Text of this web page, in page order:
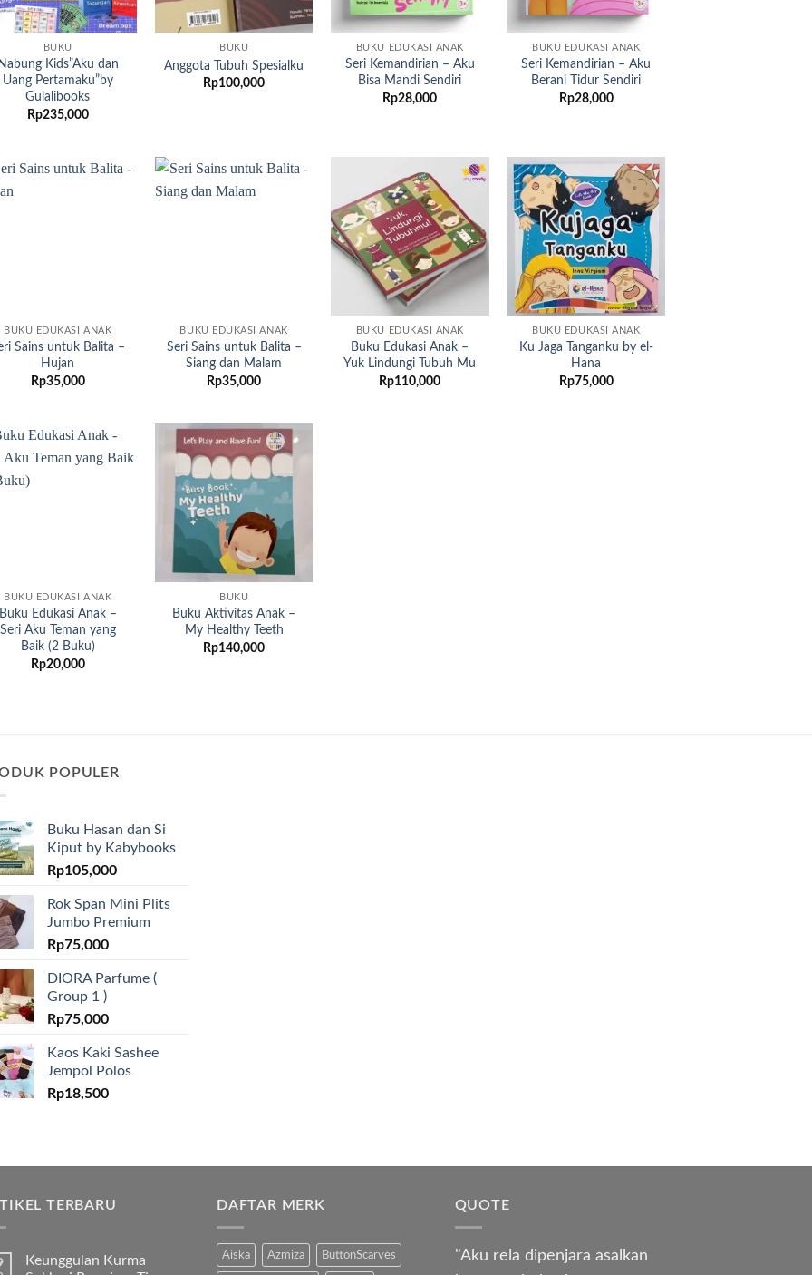
BUKU
Kids”Aku dan
Uang Pertamaku”by
Gulalibooks
Rp235,000
BUKU
Anggota Tubuh Spesialku
Rp100,000
BUKU EDUKASI ANAK
Seri Kemandirian – Aku
Bisa Mandi Sendiri
Rp28,000
BUKU EDUKASI ANAK
Seri Kemandirian – Aku
Berani Tidur Sendiri
Rp28,000
BUKU EDUKASI ANAK
Sains untuk Balita –
Hujan
Rp35,000
BUKU EDUKASI ANAK
Seri Sains untuk Balita –
Siang dan Malam
Rp35,000
Add to
wishlist
BUKU EDUKASI ANAK
Buku Edukasi Anak –
Yuk Lindungi Tubuh Mu
Rp110,000
Add to
wishlist
BUKU EDUKASI ANAK
Ku Jaga Tanganku by el-
Hana
Rp75,000
BUKU EDUKASI ANAK
Edukasi Anak –
Seri Aku Teman yang
Baik (2 Buku)
Rp20,000
Add to
BUKU
Buku Aktivitas Anak –
My Healthy Teeth
Rp140,000
POPULER
Buku Hasan dan Si
Kiput by Kabybooks
Rp105,000
Rok Span Mini Plits
Jumbo Premium
Rp75,000
DIORA Parfume (
Group 1 )
Rp75,000
Kaos Kaki Sashee
Jempol Polos
Rp18,500
TERBARU
Keunggulan Kurma
DAFTAR MERK
Aiska Azmiza ButtonScarves
QUOTE
"Aku rela dipenjara asalkan